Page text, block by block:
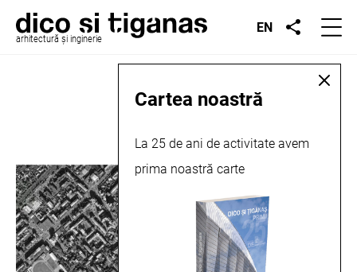
arhitectură și inginerie
EN
An:
2020
Cartea noastră
La 25 de ani de activitate avem
prima noastră carte